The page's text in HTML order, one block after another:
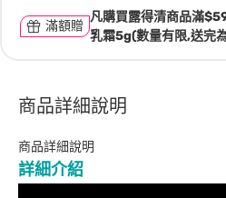
滿額贈
凡購買露得清商品滿
乳霜5g(數量有限,送完
商品詳細說明
商品詳細說明
詳細介紹